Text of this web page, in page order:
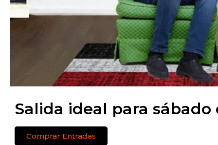
Salida ideal para sábado
Comprar Entradas